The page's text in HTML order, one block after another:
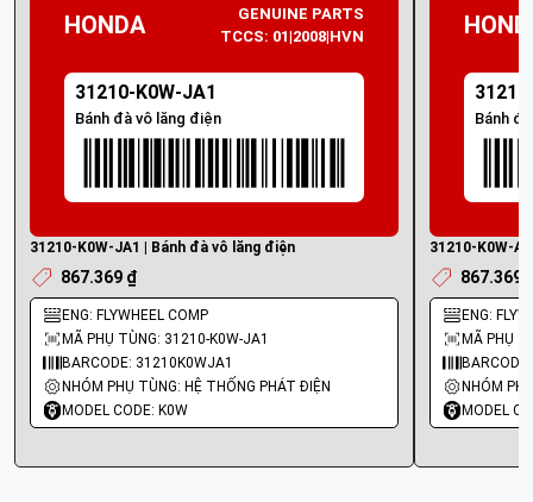
HONDA
GENUINE PARTS
TCCS: 01|2008|HVN
31210-K0W-JA1
Bánh đà vô lăng điện
31210-K0W-JA1 | Bánh đà vô lăng điện
867.369 ₫
ENG: FLYWHEEL COMP
MÃ PHỤ TÙNG: 31210-K0W-JA1
BARCODE: 31210K0WJA1
NHÓM PHỤ TÙNG: HỆ THỐNG PHÁT ĐIỆN
MODEL CODE: K0W
Bánh
31210-K0W-
867.369
ENG:
MÃ PHỤ
NHÓM
MODEL